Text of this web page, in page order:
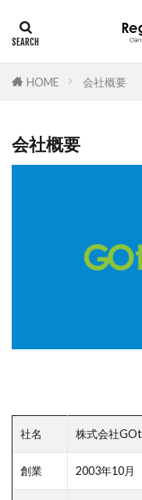
HOME 会社概要
会社概要
社名 株式会社
創業 2003年10月